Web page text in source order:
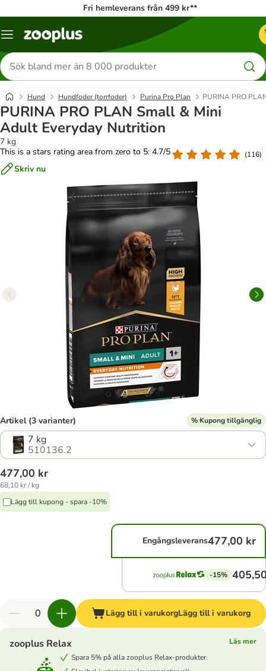
Fri hemleverans från 499 kr**
Katalogmeny
Sök
efter
produkter
Hund Hundfoder (torrfoder) Purina Pro Plan PURINA PRO
PURINA PRO PLAN Small & Mini
Adult Everyday Nutrition
7 kg
This is a stars rating area from zero to 5: 4.7/5
(116)
Skriv nu
Artikel (3 varianter) % Kupong tillgänglig
7 kg
510136.2
477,00 kr
68,10 kr / kg
Lägg till kupong - spara -10%
Engångsleverans477,00 kr
-15%
Lägg till i varukorgLägg till i varukorg
zooplus Relax
Läs mer
Spara 5% på alla zooplus Relax-produkter